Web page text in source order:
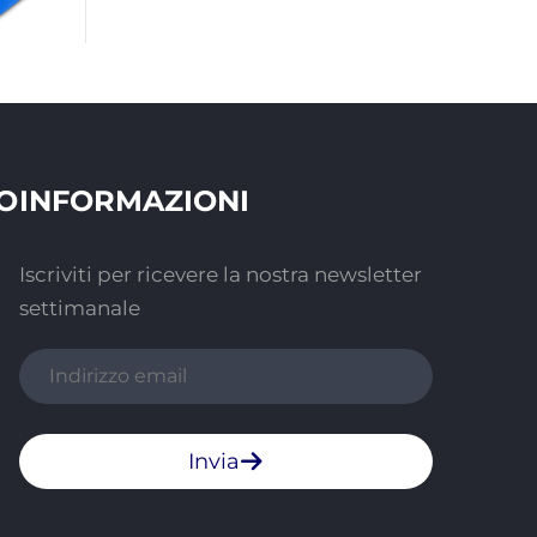
INFORMAZIONI
Iscriviti per ricevere la nostra newsletter
settimanale
Invia